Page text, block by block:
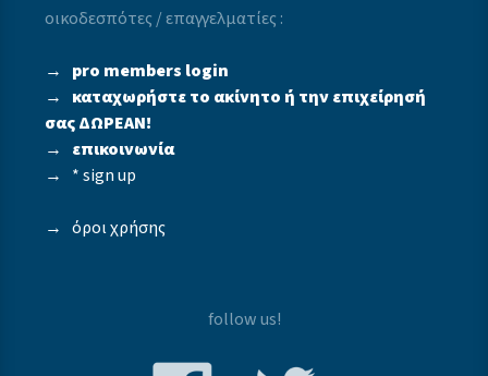
οικοδεσπότες / επαγγελματίες :
→ pro members login
→καταχωρήστε το ακίνητο ή την επιχείρησή
σας ΔΩΡΕΑΝ!
→ επικοινωνία
→ * sign up
→όροι χρήσης
follow us!